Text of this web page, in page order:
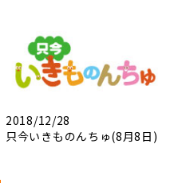
2018/12/28
只今いきものんちゅ(8月8日)